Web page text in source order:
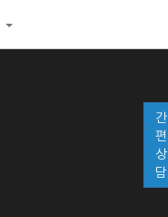
간
편
상
담